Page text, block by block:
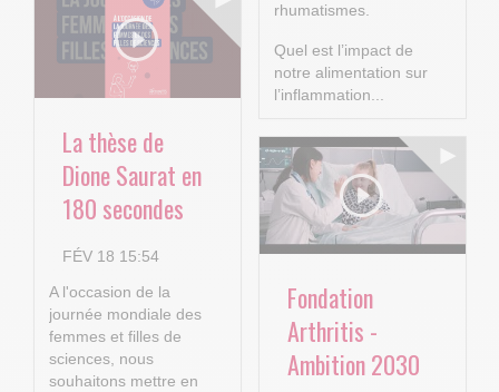
rhumatismes.
Quel est l’impact de
notre alimentation sur
l’inflammation...
La thèse de
Dione Saurat en
180 secondes
FÉV 18 15:54
A l'occasion de la
journée mondiale des
femmes et filles de
sciences, nous
souhaitons mettre en
Fondation
Arthritis -
Ambition 2030